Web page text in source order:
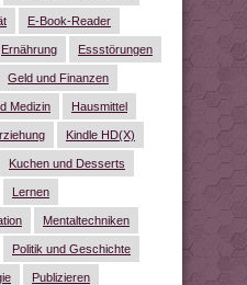
E-Book-Reader
Ernährung Essstörungen
Geld und Finanzen
Medizin Hausmittel
Kindle HD(X)
Kuchen und Desserts
Lernen
Mentaltechniken
Politik und Geschichte
Publizieren